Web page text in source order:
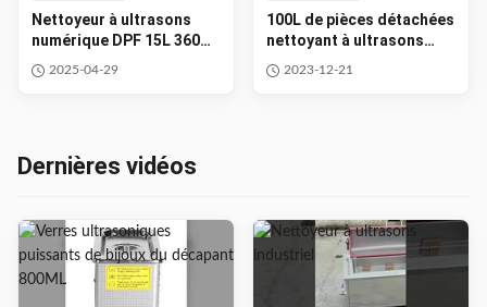
Nettoyeur à ultrasons
numérique DPF 15L 360W
pour le secteur médical
industriel
2025-04-29
100L de pièces détachées
nettoyant à ultrasons
pour l'huile de poussière
de rouille éliminant 40khz
2023-12-21
Dernières vidéos